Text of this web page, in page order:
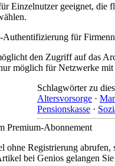
Einzelnutzer geeignet, die
Authentifizierung für
den Zugriff auf das
möglich für Netzwerke
Schlagwörter zu
Altersvorsorge ·
Pensionskasse ·
Premium-Abonnement
ohne Registrierung abrufen,
bei Genios gelangen Sie